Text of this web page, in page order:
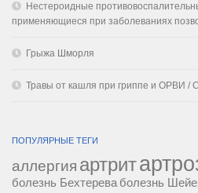
Нестероидные
применяющиеся при заболеваниях
Грыжа Шморля
Травы от кашля при гриппе и ОРВИ /
ПОПУЛЯРНЫЕ ТЕГИ
аллергия артрит
болезнь Бехтерева болезнь